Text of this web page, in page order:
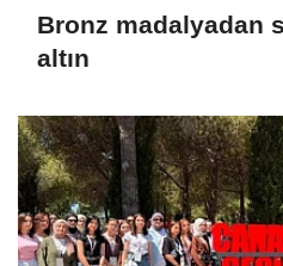
Bronz madalyadan
altın